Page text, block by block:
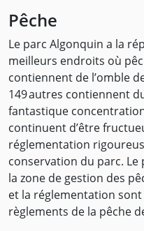
Pêche
Le parc Algonquin a la
meilleurs endroits où
contiennent de l’omble
149 autres contiennent
fantastique
continuent d’être
réglementation
conservation du parc.
la zone de gestion des
et la réglementation
règlements de la pêche